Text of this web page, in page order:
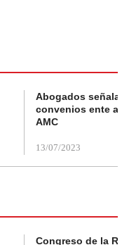
Abogados
convenios ente
AMC
13/07/2023
Congreso de la